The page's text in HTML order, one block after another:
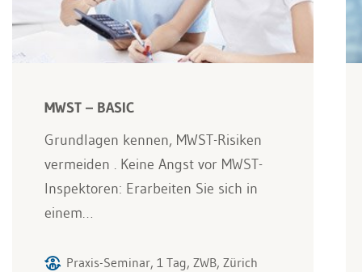
MWST – BASIC
Grundlagen kennen, MWST-Risiken
vermeiden . Keine Angst vor MWST-
Inspektoren: Erarbeiten Sie sich in
einem…
Praxis-Seminar, 1 Tag, ZWB, Zürich